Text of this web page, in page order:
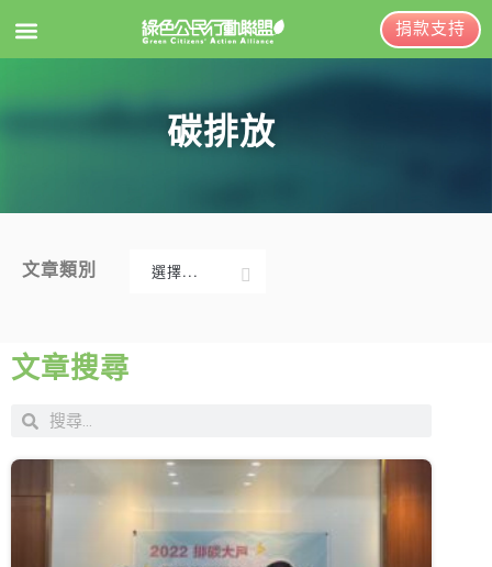
大事記
聯絡資訊
綠盟倡議
捐款支持
碳排放
文章類別 選擇...
文章搜尋